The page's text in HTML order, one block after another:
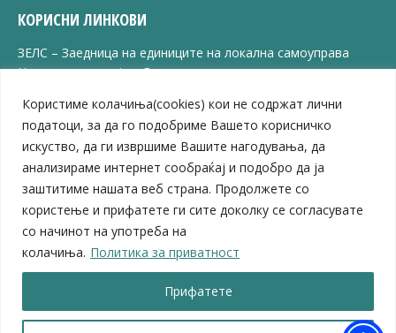
Користиме колачиња(cookies) кои не содржат лични
податоци, за да го подобриме Вашето корисничко
искуство, да ги извршиме Вашите нагодувања, да
анализираме интернет сообраќај и подобро да ја
заштитиме нашата веб страна. Продолжете со
користење и прифатете ги сите доколку се согласувате
со начинот на употреба на
колачиња. Политика за приватност
Прифатете
КОРИСНИ ЛИНКОВИ
ЗЕЛС – Заедница на единиците на локална самоуправа
Центар за развој на Вардарски плански регион
ЈПССО „Парк – спорт и паркинзи“
ЛБ „Гоце Делчев“
ЛУ „Народен Музеј“
Влада на Република Северна Македонија
Собрание на Република Северна Македонија
Министерство за финансии
Министерство за транспорт
Министерство за локална самоуправа
Министерство за дигитална трансформација
Министерство за јавна администрација
Министерство за образование и наука